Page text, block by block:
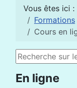
Vous êtes ici :
Formations
Cours en
Rechercher
En ligne